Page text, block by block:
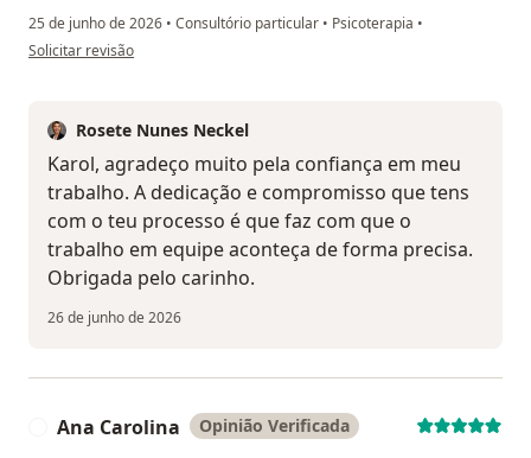
25 de junho de 2026 • Consultório particular • Psicoterapia •
na opinião do utilizador Karol
Solicitar revisão
Rosete Nunes Neckel
Karol, agradeço muito pela confiança em meu
trabalho. A dedicação e compromisso que tens
com o teu processo é que faz com que o
trabalho em equipe aconteça de forma precisa.
Obrigada pelo carinho.
26 de junho de 2026
Ana Carolina Opinião Verificada